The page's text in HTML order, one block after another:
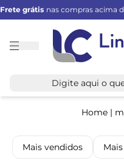
Frete grátis nas compras acima
Linha
Home|
Mais vendidos